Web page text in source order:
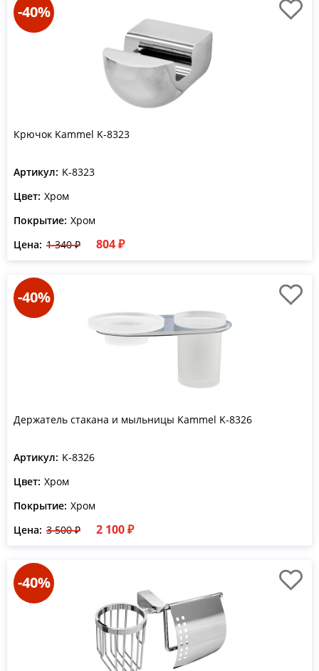
-40%
Крючок Kammel K-8323
Артикул: K-8323
Цвет: Хром
Покрытие: Хром
Цена: 1 340 ₽ 804 ₽
-40%
Держатель стакана и мыльницы Kammel K-8326
Артикул: K-8326
Цвет: Хром
Покрытие: Хром
Цена: 3 500 ₽ 2 100 ₽
-40%